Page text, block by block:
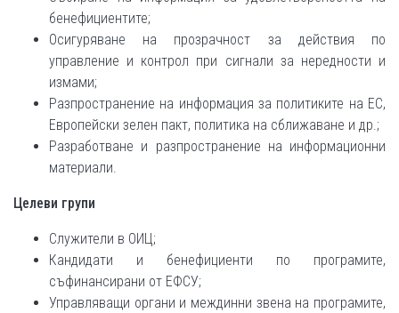
бенефициентите;
Осигуряване на прозрачност за действия по
управление и контрол при сигнали за нередности и
измами;
Разпространение на информация за политиките на ЕС,
Европейски зелен пакт, политика на сближаване и др.;
Разработване и разпространение на информационни
материали.
Целеви групи
Служители в ОИЦ;
Кандидати и бенефициенти по програмите,
съфинансирани от ЕФСУ;
Управляващи органи и междинни звена на програмите,